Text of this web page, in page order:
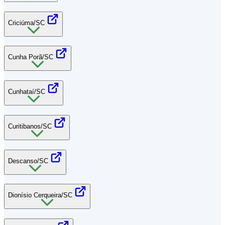
Criciúma/SC
Cunha Porã/SC
Cunhataí/SC
Curitibanos/SC
Descanso/SC
Dionísio Cerqueira/SC